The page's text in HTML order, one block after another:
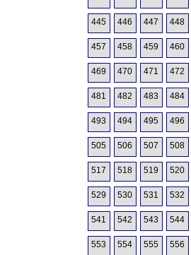
445 446 447 448
457 458 459 460
469 470 471 472
481 482 483 484
493 494 495 496
505 506 507 508
517 518 519 520
529 530 531 532
541 542 543 544
553 554 555 556